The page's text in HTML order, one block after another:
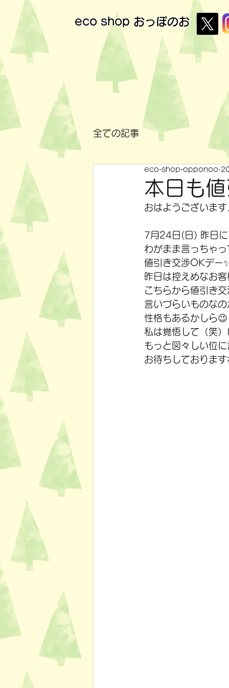
eco shop おっぽのお
全ての記事
本日も
eco-shop-opponoo
おはようございます
7月24日(日) 昨日
わがまま言っちゃっ
値引き交渉OKデー
昨日は控えめなお
こちらから値引き
言いづらいものな
性格もあるかしら😉
私は覚悟して（笑
もっと図々しい位
お待ちしております